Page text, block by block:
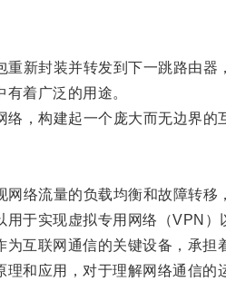
新封装并转发到下一跳路由器
着广泛的用途。
，构建起一个庞大而无边界的
络流量的负载均衡和故障转移
实现虚拟专用网络（VPN）
联网通信的关键设备，承担
应用，对于理解网络通信的